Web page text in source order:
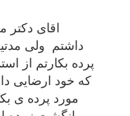
داشتم ولی
پرده بکارتم از
که خود ارضایی
مورد پرده ی